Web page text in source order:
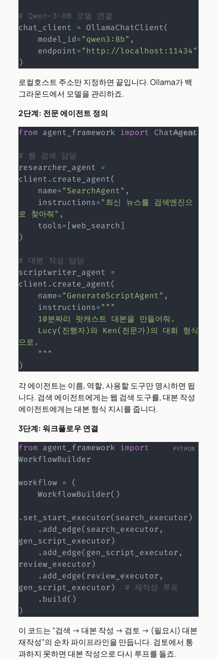
# Qwen-3-8B 모델 연결
chat_client = OllamaChatClient(
    model_id
="qwen3:8b" ,
    endpoint
="http://localhost:11434"
)
로컬호스트 주소만 지정하면 끝입니다. Ollama가 백
그라운드에서 모델을 관리하죠.
2단계: 전문 에이전트 정의
from agent_framework import ChatAgent
# 웹 검색 담당
researcher_agent =
client . create_agent(
    name
="SearchAgent" ,
    instructions
="최신 뉴스를 검색엔진으
로 찾아줘" ,
    tools
= [web_search]
)
# 대본 작성 담당
scriptwriter_agent =
client . create_agent(
    name
="GenerateScriptAgent" ,
    instructions
="""
으로.
    """
)
각 에이전트는 이름, 역할, 사용할 도구만 명시하면 됩
니다. 검색 에이전트에게는 웹 검색 도구를, 대본 작성
에이전트에게는 대본 형식 지시를 줍니다.
3단계: 워크플로우 연결
from agent_framework import
WorkflowBuilder
workflow =
(
    WorkflowBuilder
( )
. set_start_executor(search_executor)
. add_edge(search_executor,
gen_script_executor)
. add_edge(gen_script_executor,
review_executor)
. add_edge(review_executor,
gen_script_executor)
# 재작성 루프
. build( )
)
이 코드는 “검색 → 대본 작성 → 검토 → (필요시) 대본
재작성”의 순차 파이프라인을 만듭니다. 검토에서 통
과하지 못하면 대본 작성으로 다시 루프를 돌죠.